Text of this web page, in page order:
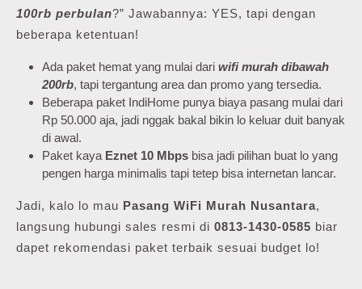
100rb perbulan?” Jawabannya: YES, tapi dengan
beberapa ketentuan!
Ada paket hemat yang mulai dari wifi murah dibawah
200rb, tapi tergantung area dan promo yang tersedia.
Beberapa paket IndiHome punya biaya pasang mulai dari
Rp 50.000 aja, jadi nggak bakal bikin lo keluar duit banyak
di awal.
Paket kaya Eznet 10 Mbps bisa jadi pilihan buat lo yang
pengen harga minimalis tapi tetep bisa internetan lancar.
Jadi, kalo lo mau Pasang WiFi Murah Nusantara,
langsung hubungi sales resmi di 0813-1430-0585 biar
dapet rekomendasi paket terbaik sesuai budget lo!